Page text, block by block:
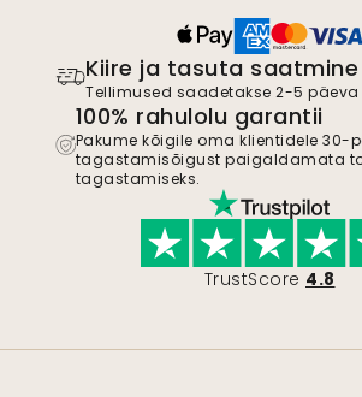
Kiire ja tasuta saatmine
Tellimused saadetakse 2-5 päeva
100% rahulolu garantii
Pakume kõigile oma klientidele 30-
tagastamisõigust paigaldamata
tagastamiseks.
TrustScore 4.8